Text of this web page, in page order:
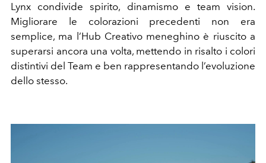
Lynx condivide spirito, dinamismo e team vision.
Migliorare le colorazioni precedenti non era
semplice, ma l’Hub Creativo meneghino è riuscito a
superarsi ancora una volta, mettendo in risalto i colori
distintivi del Team e ben rappresentando l’evoluzione
dello stesso.